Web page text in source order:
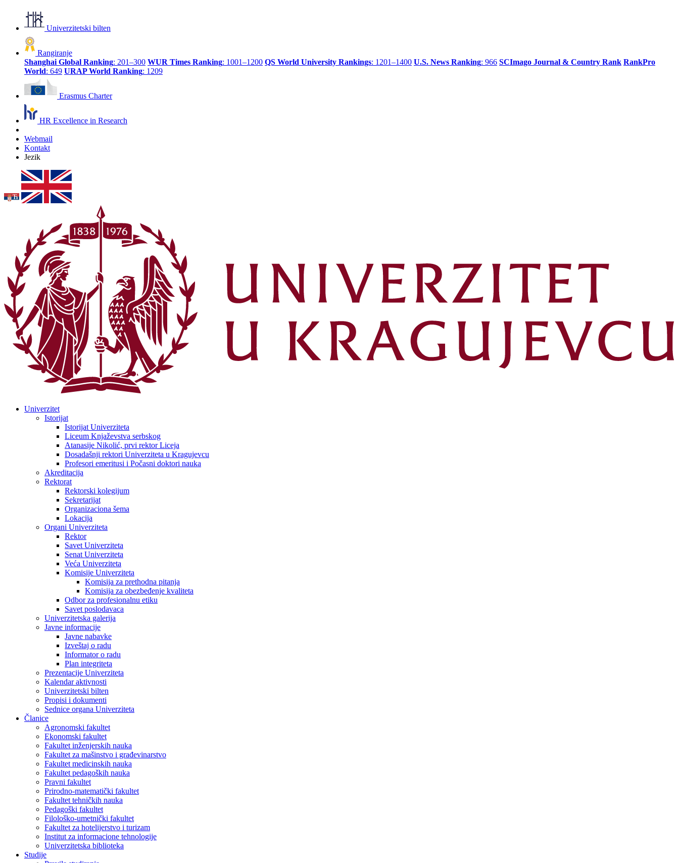
Univerzitetski bilten
Rangiranje
Shanghai Global Ranking: 201–300 WUR Times Ranking: 1001–1200 QS World University Rankings: 1201–1400 U.S. News Ranking: 966 SCImago Journal & Country Rank RankPro
World: 649 URAP World Ranking: 1209
Erasmus Charter
HR Excellence in Research
Webmail
Kontakt
Jezik
Univerzitet
Istorijat
Istorijat Univerziteta
Liceum Knjaževstva serbskog
Atanasije Nikolić, prvi rektor Liceja
Dosadašnji rektori Univerziteta u Kragujevcu
Profesori emeritusi i Počasni doktori nauka
Akreditacija
Rektorat
Rektorski kolegijum
Sekretarijat
Organizaciona šema
Lokacija
Organi Univerziteta
Rektor
Savet Univerziteta
Senat Univerziteta
Veća Univerziteta
Komisije Univerziteta
Komisija za prethodna pitanja
Komisija za obezbeđenje kvaliteta
Odbor za profesionalnu etiku
Savet poslodavaca
Univerzitetska galerija
Javne informacije
Javne nabavke
Izveštaj o radu
Informator o radu
Plan integriteta
Prezentacije Univerziteta
Kalendar aktivnosti
Univerzitetski bilten
Propisi i dokumenti
Sednice organa Univerziteta
Članice
Agronomski fakultet
Ekonomski fakultet
Fakultet inženjerskih nauka
Fakultet za mašinstvo i građevinarstvo
Fakultet medicinskih nauka
Fakultet pedagoških nauka
Pravni fakultet
Prirodno-matematički fakultet
Fakultet tehničkih nauka
Pedagoški fakultet
Filološko-umetnički fakultet
Fakultet za hotelijerstvo i turizam
Institut za informacione tehnologije
Univerzitetska biblioteka
Studije